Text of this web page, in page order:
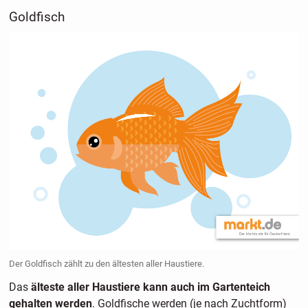
Goldfisch
Der Goldfisch zählt zu den ältesten aller Haustiere.
Das älteste aller Haustiere kann auch im Gartenteich
gehalten werden. Goldfische werden (je nach Zuchtform)